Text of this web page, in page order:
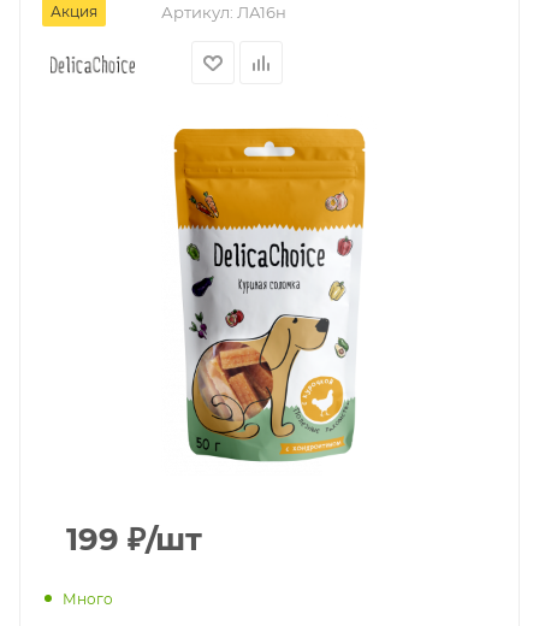
Акция Артикул: ЛА16н
199 ₽/шт
Много